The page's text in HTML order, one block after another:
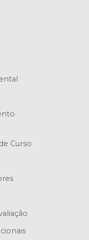
Curso